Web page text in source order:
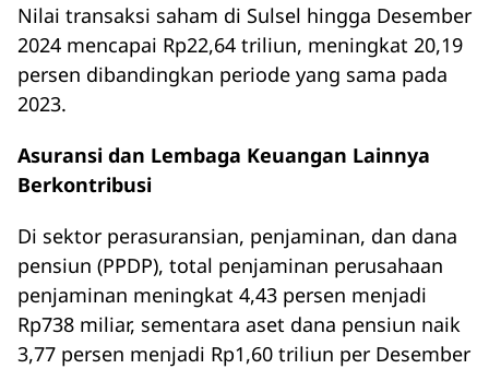
Nilai transaksi saham di Sulsel hingga Desember
2024 mencapai Rp22,64 triliun, meningkat 20,19
persen dibandingkan periode yang sama pada
2023.
Asuransi dan Lembaga Keuangan Lainnya
Berkontribusi
Di sektor perasuransian, penjaminan, dan dana
pensiun (PPDP), total penjaminan perusahaan
penjaminan meningkat 4,43 persen menjadi
Rp738 miliar, sementara aset dana pensiun naik
3,77 persen menjadi Rp1,60 triliun per Desember